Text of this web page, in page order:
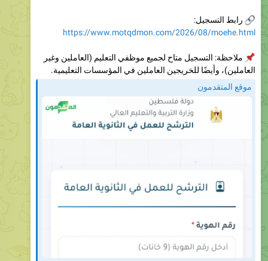
ملاحظة: التسجيل متاح لجميع موظفي التعليم (العاملين وغير
موقع المتقدمون
وزارة التربية والتعليم: رابط التسجيل للمراقبة على امتحانات
الثانوية العامة (توجيهي)